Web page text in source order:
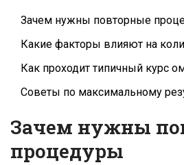
Зачем нужны повторные
Какие факторы влияют на
Как проходит типичный курс
Советы по максимальному
Зачем нужны
процедуры